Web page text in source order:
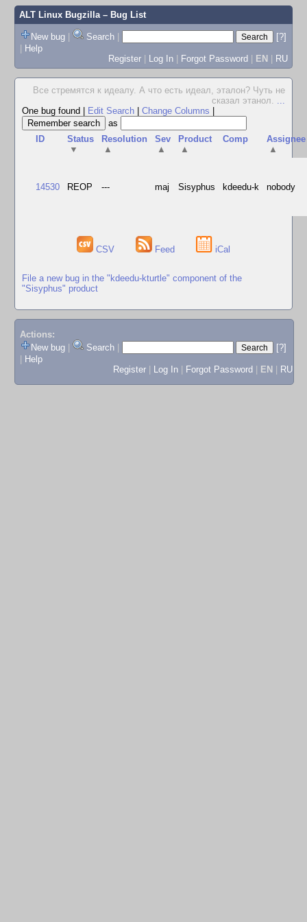
ALT Linux Bugzilla– Bug List
New bug | Search |
[?]
| Help
Register | Log In | Forgot Password | EN | RU
Все стремятся к идеалу. А что есть идеал, эталон? Чуть не
сказал этанол. ...
One bug found
Edit Search Change Columns
as
ID
Status
▼
Resolution
▲
Sev
▲
Product
▲
Comp
Assignee
▲
14530 REOP --- maj Sisyphus kdeedu-k nobody
CSV Feed iCal
File a new bug in the "kdeedu-kturtle" component of the
"Sisyphus" product
Actions:
New bug
Search
[?]
Help
Register
Log In Forgot Password EN RU